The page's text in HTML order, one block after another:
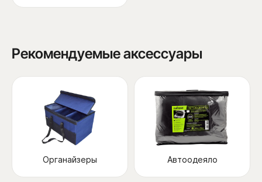
Рекомендуемые аксессуары
Органайзеры Автоодеяло